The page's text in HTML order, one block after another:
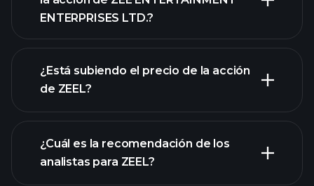
gráfico avanzado
ENTERPRISES LTD.?
¿Está subiendo el precio de la acción
de ZEEL?
¿Cuál es la recomendación de los
analistas para ZEEL?